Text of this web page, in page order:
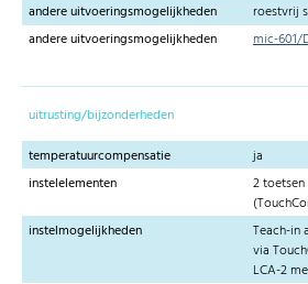
andere uitvoeringsmogelijkheden
roestvrij
andere uitvoeringsmogelijkheden
mic-601/
uitrusting/bijzonderheden
temperatuurcompensatie
ja
instelelementen
2
instelmogelijkheden
Teach-in
via
LCA-2